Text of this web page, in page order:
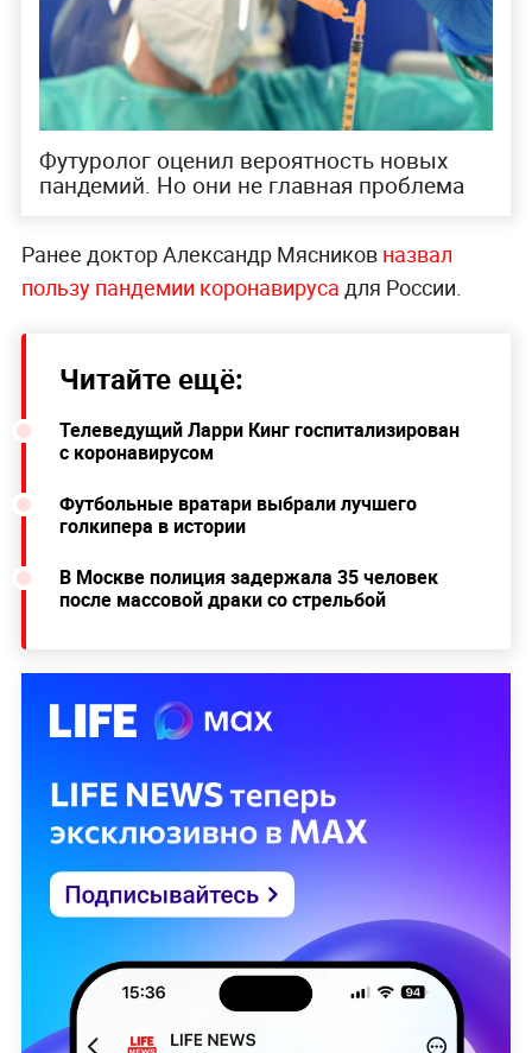
Футуролог оценил вероятность новых
пандемий. Но они не главная проблема
Ранее доктор Александр Мясников назвал
пользу пандемии коронавируса для России.
Читайте ещё:
Телеведущий Ларри Кинг госпитализирован
с коронавирусом
Футбольные вратари выбрали лучшего
голкипера в истории
В Москве полиция задержала 35 человек
после массовой драки со стрельбой